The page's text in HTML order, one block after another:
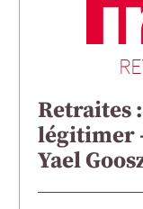
Retraites
légitimer
Yael